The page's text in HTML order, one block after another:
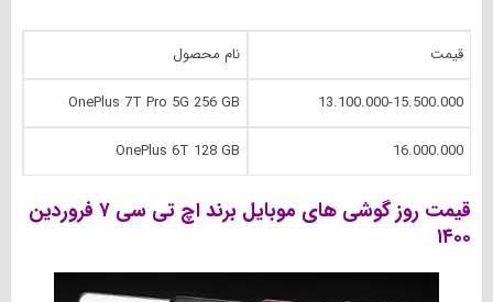
قیمت نام محصول
13.100.000-15.500.000
OnePlus 7T Pro 5G 256 GB
16.000.000
OnePlus 6T 128 GB
قیمت روز گوشی های موبایل برند اچ تی سی ۷ فروردین
۱۴۰۰